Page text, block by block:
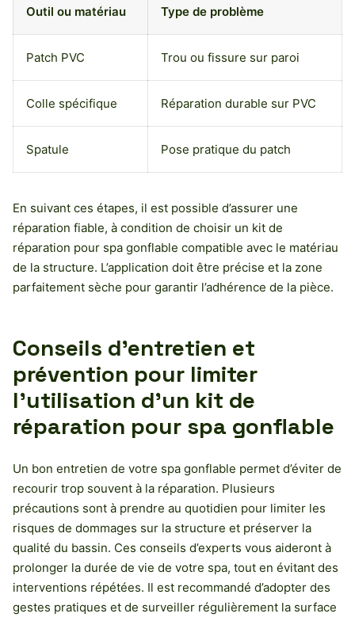
Outil ou matériau Type de problème
Patch PVC Trou ou fissure sur paroi
Colle spécifique Réparation durable sur PVC
Spatule Pose pratique du patch
En suivant ces étapes, il est possible d’assurer une
réparation fiable, à condition de choisir un kit de
réparation pour spa gonflable compatible avec le matériau
de la structure. L’application doit être précise et la zone
parfaitement sèche pour garantir l’adhérence de la pièce.
Conseils d’entretien et
prévention pour limiter
l’utilisation d’un kit de
réparation pour spa gonflable
Un bon entretien de votre spa gonflable permet d’éviter de
recourir trop souvent à la réparation. Plusieurs
précautions sont à prendre au quotidien pour limiter les
risques de dommages sur la structure et préserver la
qualité du bassin. Ces conseils d’experts vous aideront à
prolonger la durée de vie de votre spa, tout en évitant des
interventions répétées. Il est recommandé d’adopter des
gestes pratiques et de surveiller régulièrement la surface